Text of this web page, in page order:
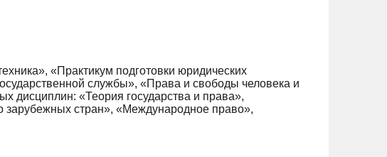
«Практикум подготовки юридических
службы», «Права и свободы человека и
дисциплин: «Теория государства и права»,
зарубежных стран», «Международное право»,